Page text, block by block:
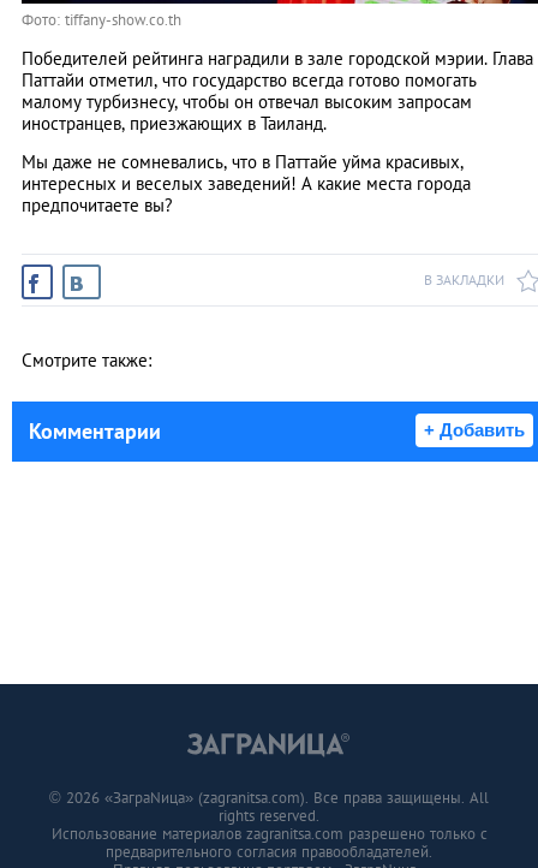
Фото: tiffany-show.co.th
Победителей рейтинга наградили в зале городской мэрии. Глава
Паттайи отметил, что государство всегда готово помогать
малому турбизнесу, чтобы он отвечал высоким запросам
иностранцев, приезжающих в Таиланд.
Мы даже не сомневались, что в Паттайе уйма красивых,
интересных и веселых заведений! А какие места города
предпочитаете вы?
В ЗАКЛАДКИ
Смотрите также:
Комментарии + Добавить
© 2026 «ЗаграNица» (zagranitsa.com). Все права защищены. All
rights reserved.
Использование материалов zagranitsa.com разрешено только с
предварительного согласия правообладателей.